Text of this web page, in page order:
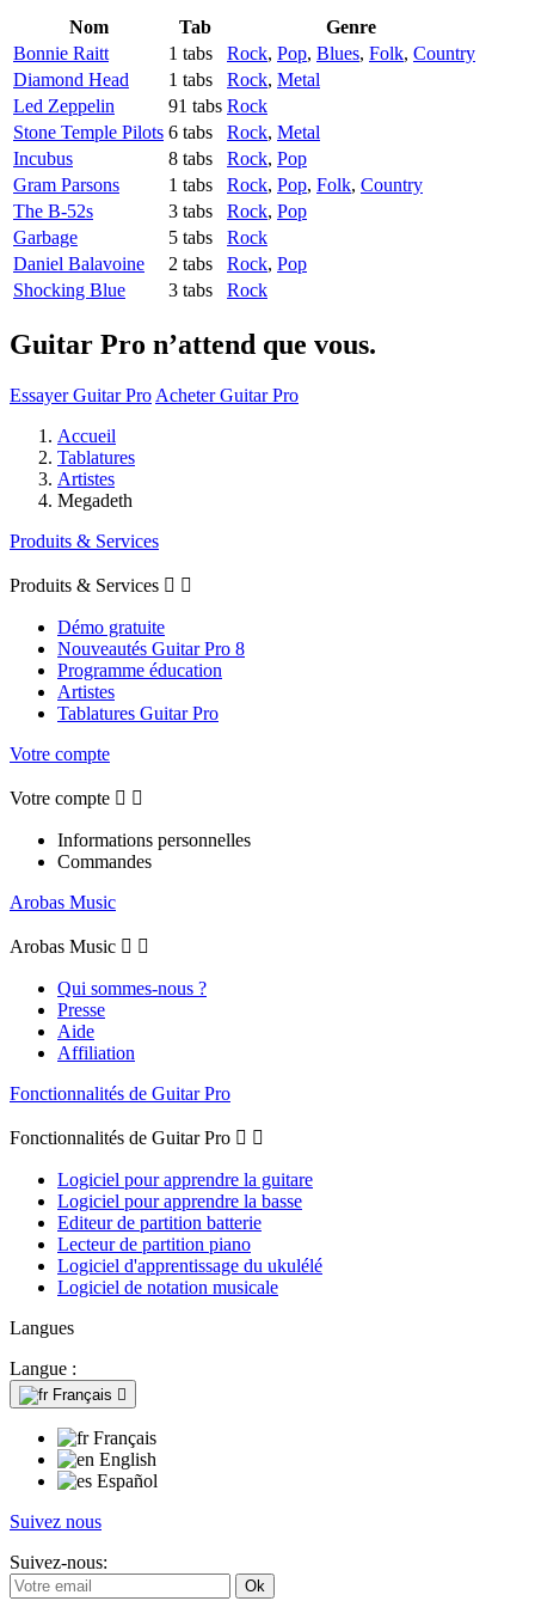
Nom Tab
Genre
Bonnie Raitt
1 tabs Rock, Pop, Blues, Folk, Country
Diamond Head
1 tabs Rock, Metal
Led Zeppelin
91 tabs Rock
Stone Temple Pilots 6 tabs Rock, Metal
Incubus
8 tabs Rock, Pop
Gram Parsons
1 tabs Rock, Pop, Folk, Country
The B-52s
3 tabs Rock, Pop
Garbage
5 tabs
Rock
Daniel Balavoine
2 tabs Rock, Pop
Shocking Blue
3 tabs Rock
Guitar Pro n’attend que vous.
Essayer Guitar Pro Acheter Guitar Pro
Accueil
Tablatures
Artistes
Megadeth
Produits & Services
Produits & Services  
Démo gratuite
Nouveautés Guitar Pro 8
Programme éducation
Artistes
Tablatures Guitar Pro
Votre compte
Votre compte  
Informations personnelles
Commandes
Arobas Music
Arobas Music  
Qui sommes-nous ?
Presse
Aide
Affiliation
Fonctionnalités de Guitar Pro
Fonctionnalités de Guitar Pro  
Logiciel pour apprendre la guitare
Logiciel pour apprendre la basse
Editeur de partition batterie
Lecteur de partition piano
Logiciel d'apprentissage du ukulélé
Logiciel de notation musicale
Langues
Langue :
Français 
Français
English
Español
Suivez nous
Suivez-nous: